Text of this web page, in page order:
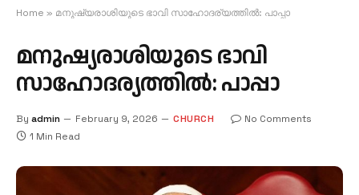
Home » മനുഷ്യരാശിയുടെ ഭാവി സാഹോദര്യത്തിൽ: പാപ്പാ
മനുഷ്യരാശിയുടെ ഭാവി
സാഹോദര്യത്തിൽ: പാപ്പാ
By admin February 9, 2026 CHURCH
No Comments
1 Min Read